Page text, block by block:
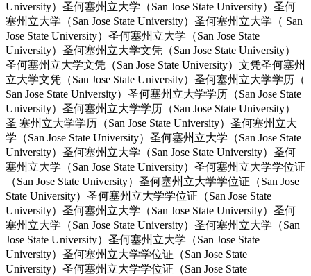
University）圣何塞州立大学（San Jose State University）圣何
塞州立大学（San Jose State University）圣何塞州立大学（ San
Jose State University）圣何塞州立大学（San Jose State
University）圣何塞州立大学文凭（San Jose State University）
圣何塞州立大学文凭（San Jose State University）文凭圣何塞州
立大学文凭（San Jose State University）圣何塞州立大学学历（
San Jose State University）圣何塞州立大学学历（San Jose State
University）圣何塞州立大学学历（San Jose State University）
圣 塞州立大学学历（San Jose State University）圣何塞州立大
学（San Jose State University）圣何塞州立大学（San Jose State
University）圣何塞州立大学（San Jose State University）圣何
塞州立大学（San Jose State University）圣何塞州立大学学位证
（San Jose State University）圣何塞州立大学学位证（San Jose
State University）圣何塞州立大学学位证（San Jose State
University）圣何塞州立大学（San Jose State University）圣何
塞州立大学（San Jose State University）圣何塞州立大学（San
Jose State University）圣何塞州立大学（San Jose State
University）圣何塞州立大学学位证（San Jose State
University）圣何塞州立大学学位证（San Jose State